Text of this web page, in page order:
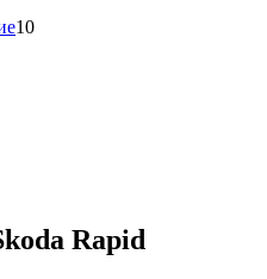
10
Rapid